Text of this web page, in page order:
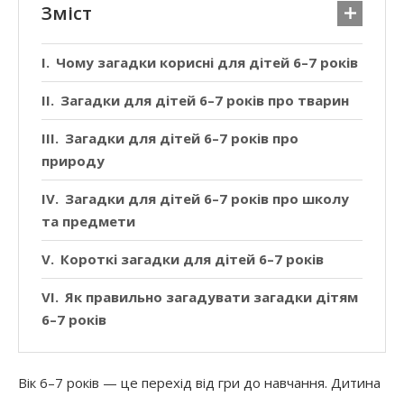
Зміст
Чому загадки корисні для дітей 6–7 років
Загадки для дітей 6–7 років про тварин
Загадки для дітей 6–7 років про
природу
Загадки для дітей 6–7 років про школу
та предмети
Короткі загадки для дітей 6–7 років
Як правильно загадувати загадки дітям
6–7 років
Вік 6–7 років — це перехід від гри до навчання. Дитина